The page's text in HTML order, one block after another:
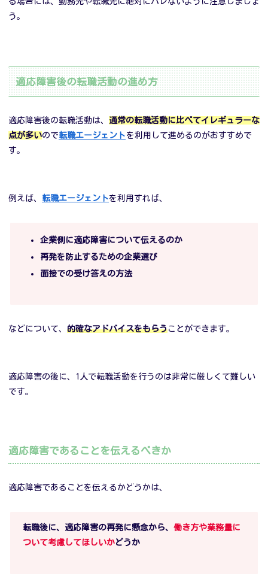
う。
適応障害後の転職活動の進め方
適応障害後の転職活動は、 通常の転職活動に比べてイレギュラーな
点が多いので転職エージェント を利用して進めるのがおすすめで
す。
例えば、 転職エージェントを利用すれば、
企業側に適応障害について伝えるのか
再発を防止するための企業選び
面接での受け答えの方法
などについて、 的確なアドバイスをもらうことができます。
適応障害の後に、1人で転職活動を行うのは非常に厳しくて難しい
です。
適応障害であることを伝えるべきか
適応障害であることを伝えるかどうかは、
転職後に、適応障害の再発に懸念から、 働き方や業務量に
ついて考慮してほしいかどうか